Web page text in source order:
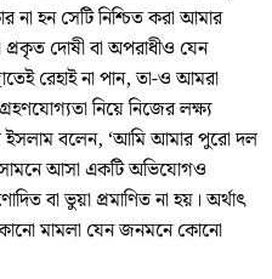
না হন সেটি নিশ্চিত করা আমার
দোষী বা অপরাধীও যেন
রেহাই না পান, তা-ও আমরা
নিয়ে নিজের লক্ষ্য
ইসলাম বলেন, ‘আমি আমার পুরো দল
সামনে আসা একটি অভিযোগও
বা ভুয়া প্রমাণিত না হয়। অর্থাৎ
কোনো মামলা যেন জনমনে কোনো